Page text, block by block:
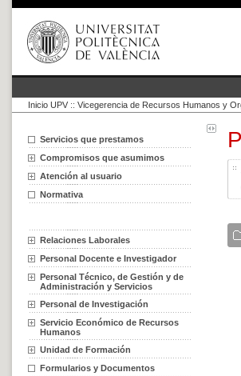
Inicio UPV :: Vicegerencia de Recursos Humanos y
Servicios que prestamos
Compromisos que asumimos
Atención al usuario
Normativa
Relaciones Laborales
Personal Docente e Investigador
Personal Técnico, de Gestión y de
Administración y Servicios
Personal de Investigación
Servicio Económico de Recursos
Humanos
Unidad de Formación
Formularios y Documentos